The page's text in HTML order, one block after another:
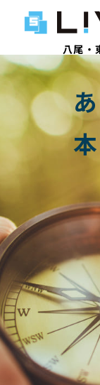
八尾・
ホーム
LiVEsの強み
イン
不動
取引
相続
物件一覧
お知らせ
買いたい